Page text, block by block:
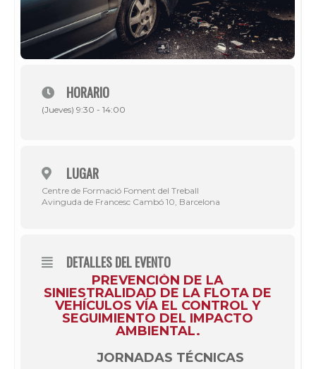
HORARIO
(Jueves) 9:30 - 14:00
LUGAR
Centre de Formació Foment del Treball
Avinguda de Francesc Cambó 10, Barcelona
DETALLES DEL EVENTO
PREVENCIÓN DE LA
SINIESTRALIDAD DE LA FLOTA DE
VEHÍCULOS VÍA EL CONTROL Y
SEGUIMIENTO DEL IMPACTO
AMBIENTAL.
JORNADAS TÉCNICAS